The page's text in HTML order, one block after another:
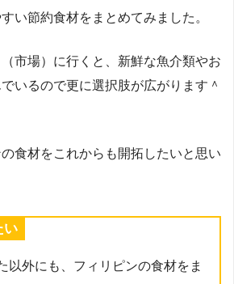
い節約食材をまとめてみました。
市場）に行くと、新鮮な魚介類やお
いるので更に選択肢が広がります＾
食材をこれからも開拓したいと思い
い
以外にも、フィリピンの食材をま